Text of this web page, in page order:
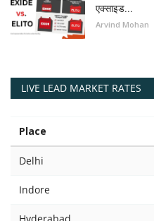
एक्साइड...
Arvind Mohan
LIVE LEAD MARKET RATES
Place
Delhi
Indore
Hyderabad